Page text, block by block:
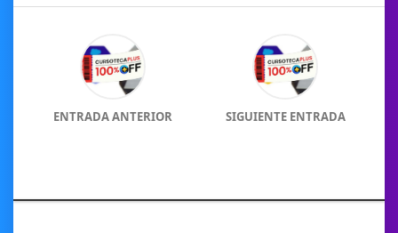
ENTRADA ANTERIOR SIGUIENTE ENTRADA